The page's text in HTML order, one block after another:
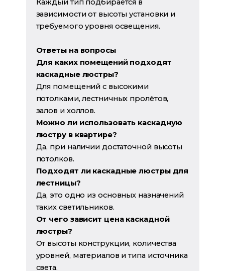
Каждый тип подбирается в
зависимости от высоты установки и
требуемого уровня освещения.
Ответы на вопросы
Для каких помещений подходят
каскадные люстры?
Для помещений с высокими
потолками, лестничных пролётов,
залов и холлов.
Можно ли использовать каскадную
люстру в квартире?
Да, при наличии достаточной высоты
потолков.
Подходят ли каскадные люстры для
лестницы?
Да, это одно из основных назначений
таких светильников.
От чего зависит цена каскадной
люстры?
От высоты конструкции, количества
уровней, материалов и типа источника
света.